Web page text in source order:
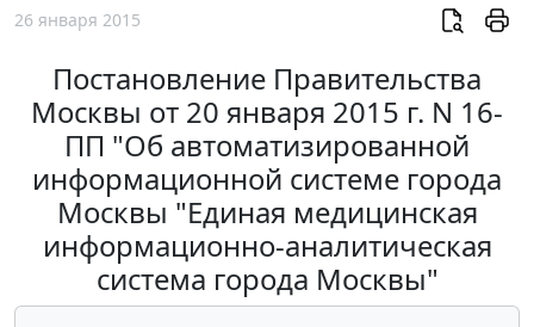
26 января 2015
Постановление Правительства
Москвы от 20 января 2015 г. N 16-
ПП "Об автоматизированной
информационной системе города
Москвы "Единая медицинская
информационно-аналитическая
система города Москвы"